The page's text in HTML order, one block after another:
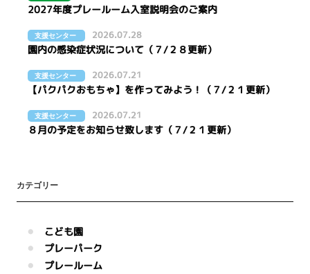
2027年度プレールーム入室説明会のご案内
支援センター 2026.07.28
園内の感染症状況について（７/２８更新）
支援センター 2026.07.21
【パクパクおもちゃ】を作ってみよう！（７/２１更新）
支援センター 2026.07.21
８月の予定をお知らせ致します（７/２１更新）
カテゴリー
こども園
プレーパーク
プレールーム